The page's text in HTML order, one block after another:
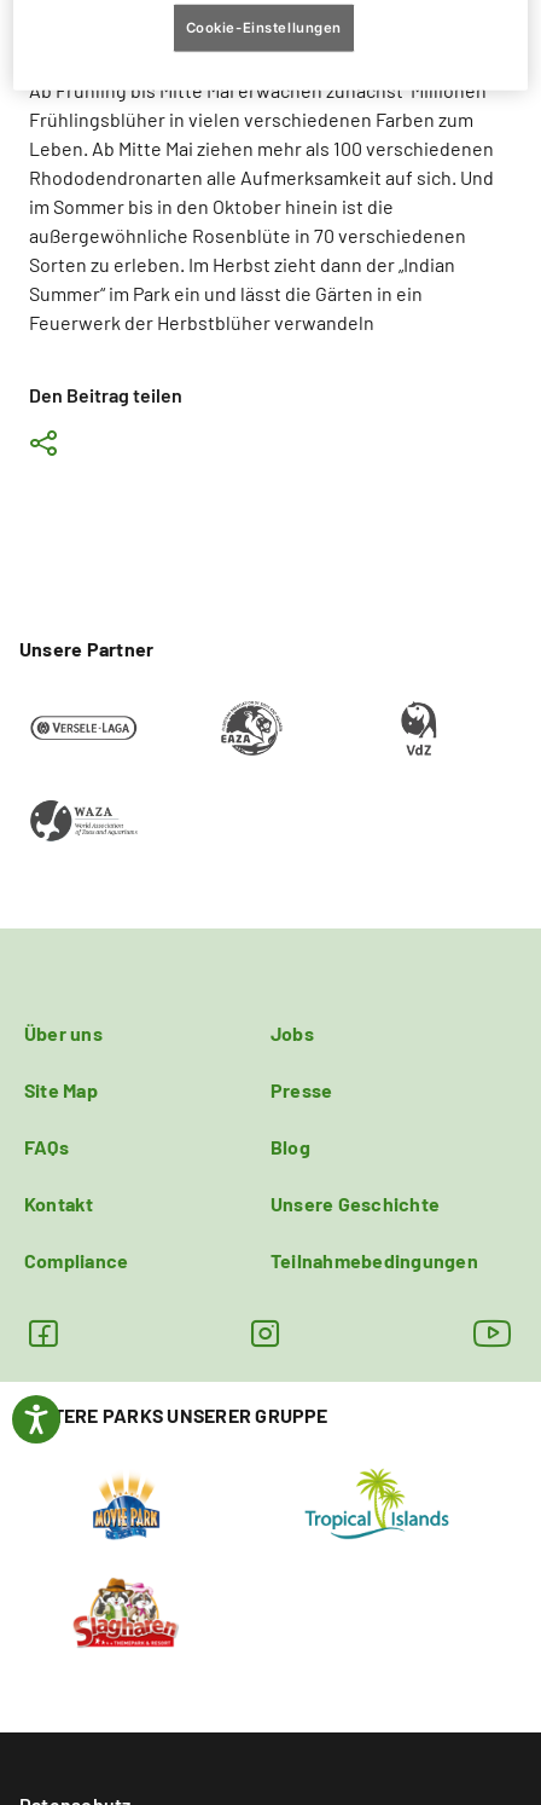
Den Beitrag teilen
Unsere Gärten lassen Besucher den Weltvogelpark das
ganze Jahr über immer wieder neu erleben.
Ab Frühling bis Mitte Mai erwachen zunächst Millionen
Frühlingsblüher in vielen verschiedenen Farben zum
Leben. Ab Mitte Mai ziehen mehr als 100 verschiedenen
Rhododendronarten alle Aufmerksamkeit auf sich. Und
im Sommer bis in den Oktober hinein ist die
außergewöhnliche Rosenblüte in 70 verschiedenen
Sorten zu erleben. Im Herbst zieht dann der „Indian
Summer“ im Park ein und lässt die Gärten in ein
Feuerwerk der Herbstblüher verwandeln
Unsere Partner
Über uns Jobs
Site Map Presse
FAQs Blog
Kontakt Unsere Geschichte
Compliance Teilnahmebedingungen
WEITERE PARKS UNSERER GRUPPE
Cookie-Einstellungen